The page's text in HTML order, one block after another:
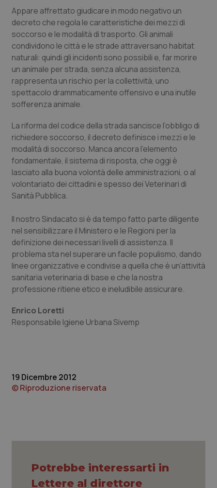
Abruzzo
Basilicata
Calabria
Campania
Emilia-Romagna
Friuli Venezia Giulia
Lazio
Liguria
Marche
Molise
Piemonte
Provincia Autonoma di Bolzano
Sardegna
Toscana
Umbria
QS Pro Gold
Artrite & artrosi
Asma & BPCO
Car-T
Colesterolo & coronaropatie
Dermatite Atopica
Diabete & glucometri
Disturbi dell’umore
Donna & Salute
Epatiti
HIV
Infezioni & Febbre
Malattia di Crohn & Rettocolite Ulcerosa
Obesità
Oftalmologia
QS Club Newsletter
Appare affrettato giudicare in modo negativo un
decreto che regola le caratteristiche dei mezzi di
soccorso e le modalità di trasporto. Gli animali
condividono le città e le strade attraversano habitat
naturali: quindi gli incidenti sono possibili e, far morire
un animale per strada, senza alcuna assistenza,
rappresenta un rischio per la collettività, uno
spettacolo drammaticamente offensivo e una inutile
sofferenza animale.
La riforma del codice della strada sancisce l’obbligo di
richiedere soccorso, il decreto definisce i mezzi e le
modalità di soccorso. Manca ancora l’elemento
fondamentale, il sistema di risposta, che oggi è
lasciato alla buona volontà delle amministrazioni, o al
volontariato dei cittadini e spesso dei Veterinari di
Sanità Pubblica.
Il nostro Sindacato si è da tempo fatto parte diligente
nel sensibilizzare il Ministero e le Regioni per la
definizione dei necessari livelli di assistenza. Il
problema sta nel superare un facile populismo, dando
linee organizzative e condivise a quella che è un’attività
sanitaria veterinaria di base e che la nostra
professione ritiene etico e ineludibile assicurare.
Enrico Loretti
Responsabile Igiene Urbana Sivemp
19 Dicembre 2012
© Riproduzione riservata
Potrebbe interessarti in
Lettere al direttore